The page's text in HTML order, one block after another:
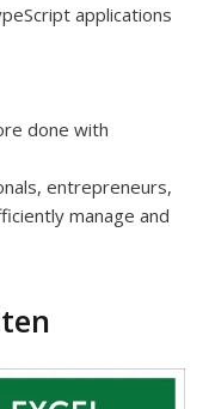
applications
done with
entrepreneurs,
manage and